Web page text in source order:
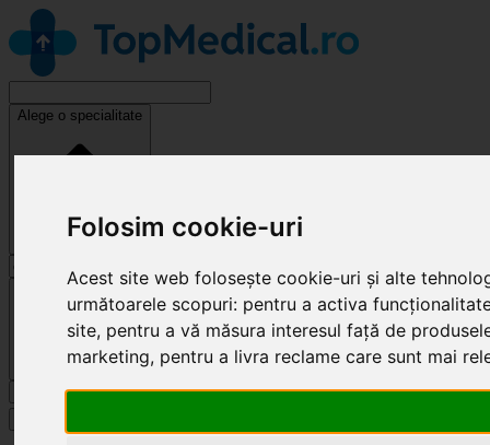
Folosim cookie-uri
Acest site web folosește cookie-uri și alte
următoarele scopuri: pentru a activa
site, pentru a vă măsura interesul față de
marketing, pentru a livra reclame care sunt mai
Alege o specialitate
Cluj-Napoca